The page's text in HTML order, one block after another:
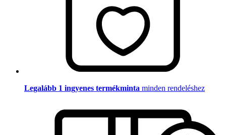
Legalább 1 ingyenes termékminta minden rendeléshez